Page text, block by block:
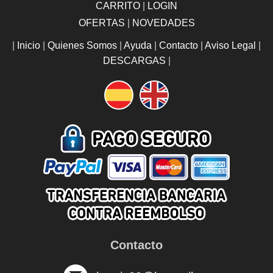
CARRITO
LOGIN
OFERTAS
NOVEDADES
Inicio Quienes Somos Ayuda Contacto Aviso Legal
DESCARGAS
Contacto